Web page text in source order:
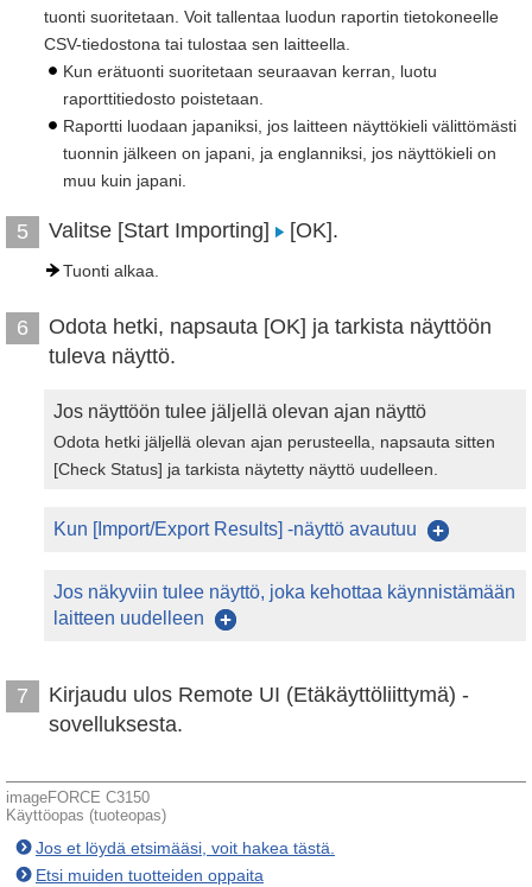
tuonti suoritetaan. Voit tallentaa luodun raportin tietokoneelle
CSV-tiedostona tai tulostaa sen laitteella.
Kun erätuonti suoritetaan seuraavan kerran, luotu
raporttitiedosto poistetaan.
Raportti luodaan japaniksi, jos laitteen näyttökieli välittömästi
tuonnin jälkeen on japani, ja englanniksi, jos näyttökieli on
muu kuin japani.
5 Valitse [Start Importing] [OK].
Tuonti alkaa.
6
Odota hetki, napsauta [OK] ja tarkista näyttöön
tuleva näyttö.
Jos näyttöön tulee jäljellä olevan ajan näyttö
Odota hetki jäljellä olevan ajan perusteella, napsauta sitten
[Check Status] ja tarkista näytetty näyttö uudelleen.
Kun [Import/Export Results] -näyttö avautuu
Jos näkyviin tulee näyttö, joka kehottaa käynnistämään
laitteen uudelleen
7
Kirjaudu ulos Remote UI (Etäkäyttöliittymä) -
sovelluksesta.
imageFORCE C3150
Käyttöopas (tuoteopas)
Jos et löydä etsimääsi, voit hakea tästä.
Etsi muiden tuotteiden oppaita